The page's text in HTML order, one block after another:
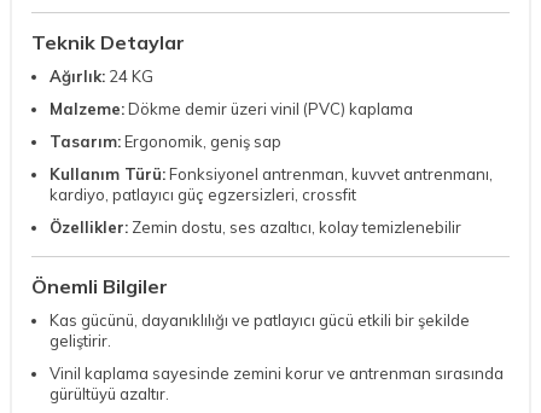
Teknik Detaylar
Ağırlık: 24 KG
Malzeme:Dökme demir üzeri vinil (PVC) kaplama
Tasarım:Ergonomik, geniş sap
Kullanım Türü:Fonksiyonel antrenman, kuvvet antrenmanı,
kardiyo, patlayıcı güç egzersizleri, crossfit
Özellikler: Zemin dostu, ses azaltıcı, kolay temizlenebilir
Önemli Bilgiler
Kas gücünü, dayanıklılığı ve patlayıcı gücü etkili bir şekilde
geliştirir.
Vinil kaplama sayesinde zemini korur ve antrenman sırasında
gürültüyü azaltır.